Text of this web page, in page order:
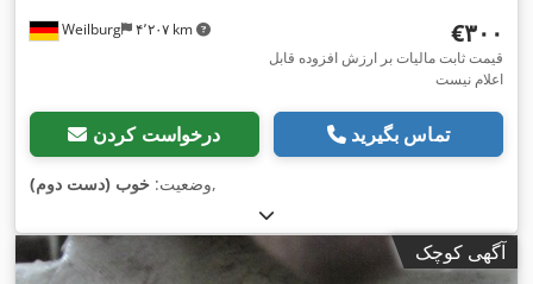
Weilburg ۴٬۲۰۷ km ‎€۳۰۰
قیمت ثابت مالیات بر ارزش افزوده قابل
اعلام نیست
درخواست کردن تماس بگیرید
وضعیت: خوب (دست دوم) ,
آگهی کوچک